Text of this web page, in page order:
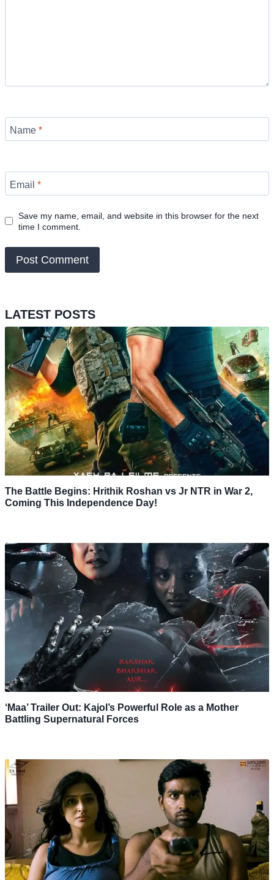
Name *
Email *
Save my name, email, and website in this browser for the next
time I comment.
LATEST POSTS
The Battle Begins: Hrithik Roshan vs Jr NTR in War 2,
Coming This Independence Day!
‘Maa’ Trailer Out: Kajol’s Powerful Role as a Mother
Battling Supernatural Forces